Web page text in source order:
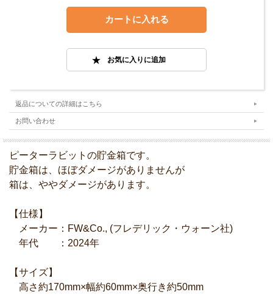
返品についての詳細はこちら
お問い合わせ
ピーターラビットの貯金箱です。
貯金箱は、ほぼダメージがありませんが
箱は、ややダメージがあります。
【仕様】
メーカー：FW&Co., (フレデリック・ウォーン社)
年代 ：2024年
【サイズ】
高さ約170mm×幅約60mm×奥行き約50mm